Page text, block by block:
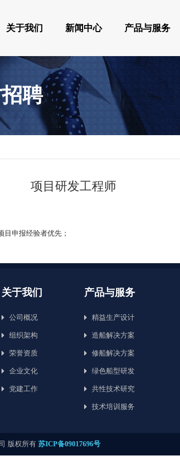
关于我们 新闻中心 产品与服务
聘
项目研发工程师
申报经验者优先；
关于我们
公司概况
组织架构
荣誉资质
企业文化
党建工作
产品与服务
精益生产设计
造船解决方案
修船解决方案
绿色船型研发
共性技术研究
技术培训服务
版权所有 苏ICP备09017696号